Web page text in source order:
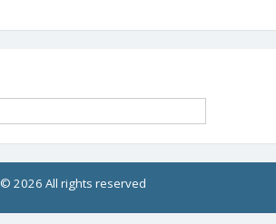
© 2026 All rights reserved